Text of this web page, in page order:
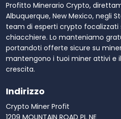
Profitto Minerario Crypto,
Albuquerque, New Mexico, negli
team di esperti crypto focalizzati
chiacchiere. Lo manteniamo
portandoti offerte sicure su
mantengono i tuoi miner attivi e
crescita.
Indirizzo
Crypto Miner Profit